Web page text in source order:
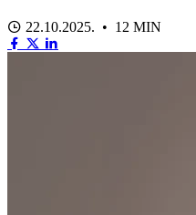
22.10.2025. • 12 MIN